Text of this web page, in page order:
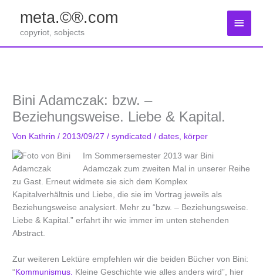
springen
meta.©®.com
copyriot, sobjects
Bini Adamczak: bzw. –
Beziehungsweise. Liebe & Kapital.
Von Kathrin/ 2013/09/27/syndicated /dates körper
Im Sommersemester 2013 war Bini
Adamczak zum zweiten Mal in unserer Reihe
zu Gast. Erneut widmete sie sich dem Komplex
Kapitalverhältnis und Liebe, die sie im Vortrag jeweils als
Beziehungsweise analysiert. Mehr zu “bzw. – Beziehungsweise.
Liebe & Kapital.” erfahrt ihr wie immer im unten stehenden
Abstract.
Zur weiteren Lektüre empfehlen wir die beiden Bücher von Bini:
“ Kommunismus. Kleine Geschichte wie alles anders wird”, hier